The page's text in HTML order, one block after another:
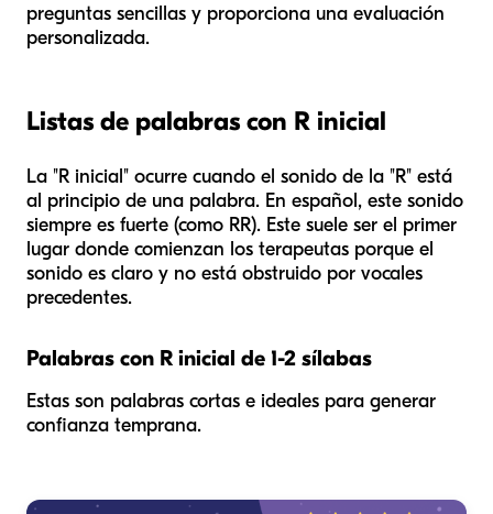
preguntas sencillas y proporciona una evaluación
personalizada.
Listas de palabras con R inicial
La "R inicial" ocurre cuando el sonido de la "R" está
al principio de una palabra. En español, este sonido
siempre es fuerte (como RR). Este suele ser el primer
lugar donde comienzan los terapeutas porque el
sonido es claro y no está obstruido por vocales
precedentes.
Palabras con R inicial de 1-2 sílabas
Estas son palabras cortas e ideales para generar
confianza temprana.